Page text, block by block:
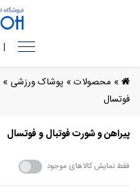
|
» محصولات» پوشاک ورزشی »
فوتسال
پیراهن و شورت فوتبال و فوتسال
فقط نمایش کالاهای موجود